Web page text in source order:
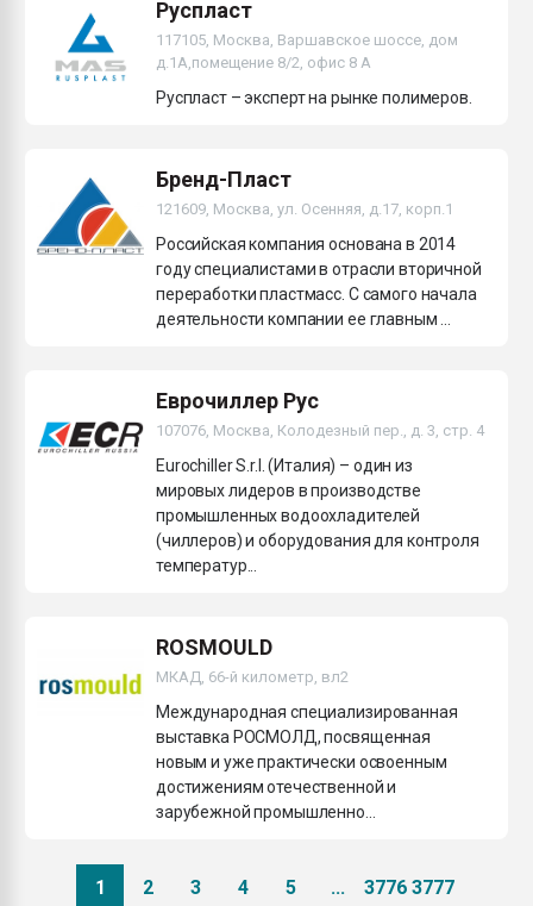
Руспласт
117105, Москва, Варшавское шоссе, дом
д.1А,помещение 8/2, офис 8 А
Руспласт – эксперт на рынке полимеров.
Бренд-Пласт
121609, Москва, ул. Осенняя, д.17, корп.1
Российская компания основана в 2014
году специалистами в отрасли вторичной
переработки пластмасс. С самого начала
деятельности компании ее главным ...
Еврочиллер Рус
107076, Москва, Колодезный пер., д. 3, стр. 4
Eurochiller S.r.l. (Италия) – один из
мировых лидеров в производстве
промышленных водоохладителей
(чиллеров) и оборудования для контроля
температур...
ROSMOULD
МКАД, 66-й километр, вл2
Международная специализированная
выставка РОСМОЛД, посвященная
новым и уже практически освоенным
достижениям отечественной и
зарубежной промышленно...
1 2 3 4 5 ... 3776 3777